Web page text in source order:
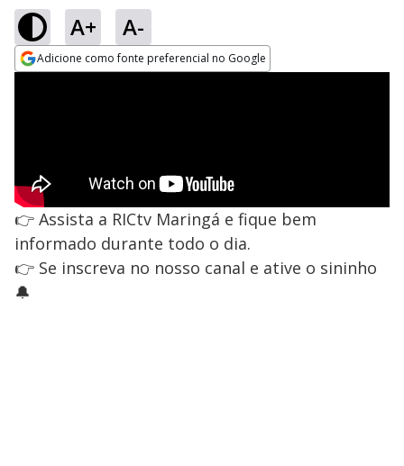
A+ A-
Adicione como fonte preferencial no Google
👉 Assista a RICtv Maringá e fique bem
informado durante todo o dia.
👉 Se inscreva no nosso canal e ative o sininho
🔔